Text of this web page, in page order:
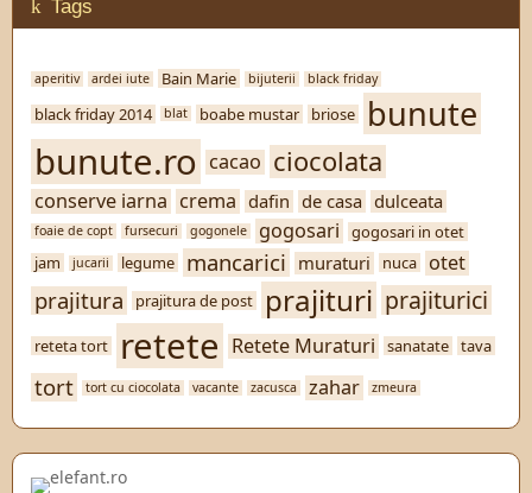
Tags
aperitiv ardei iute Bain Marie bijuterii black friday
black friday 2014 blat boabe mustar briose bunute
bunute.ro cacao ciocolata
conserve iarna crema dafin de casa dulceata
foaie de copt fursecuri gogonele gogosari
gogosari in otet
jam
jucarii legume mancarici muraturi nuca otet
prajitura prajitura de post prajituri prajiturici
reteta tort retete Retete Muraturi sanatate tava
tort tort cu ciocolata vacante zacusca zahar zmeura